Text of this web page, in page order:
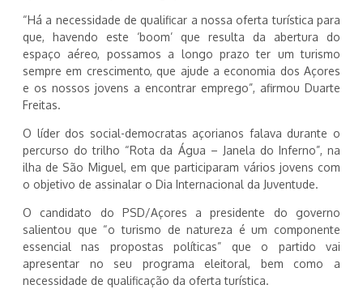
“Há a necessidade de qualificar a nossa oferta turística para
que, havendo este ‘boom’ que resulta da abertura do
espaço aéreo, possamos a longo prazo ter um turismo
sempre em crescimento, que ajude a economia dos Açores
e os nossos jovens a encontrar emprego”, afirmou Duarte
Freitas.
O líder dos social-democratas açorianos falava durante o
percurso do trilho “Rota da Água – Janela do Inferno”, na
ilha de São Miguel, em que participaram vários jovens com
o objetivo de assinalar o Dia Internacional da Juventude.
O candidato do PSD/Açores a presidente do governo
salientou que “o turismo de natureza é um componente
essencial nas propostas políticas” que o partido vai
apresentar no seu programa eleitoral, bem como a
necessidade de qualificação da oferta turística.